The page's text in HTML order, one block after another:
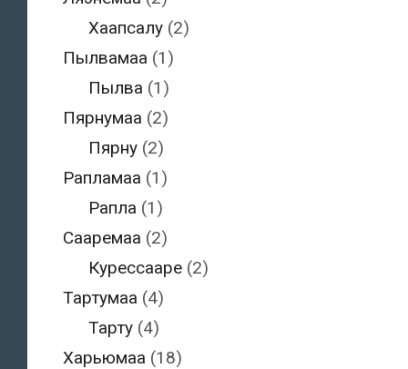
Хаапсалу (2)
Пылвамаа (1)
Пылва (1)
Пярнумаа (2)
Пярну (2)
Рапламаа (1)
Рапла (1)
Сааремаа (2)
Курессааре (2)
Тартумаа (4)
Тарту (4)
Харьюмаа (18)